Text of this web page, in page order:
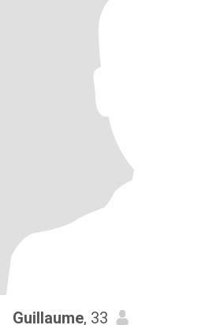
Guillaume, 33